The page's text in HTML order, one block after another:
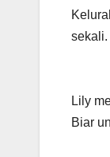
sekali.
Lily
Biar